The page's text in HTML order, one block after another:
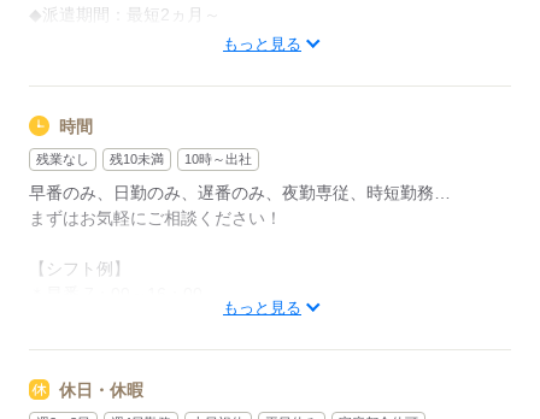
応募する
◆派遣期間：最短2ヵ月～
◆現在就業中の方もお待ちしています
まず、あなたの希望の働き方を教えてください。
ご相談だけでもOKです！
応募する
もっと見る
時間
残業なし 残10未満 10時～出社
早番のみ、日勤のみ、遅番のみ、夜勤専従、時短勤務…
まずはお気軽にご相談ください！
【シフト例】
（休憩1時間）
もっと見る
休日・休暇